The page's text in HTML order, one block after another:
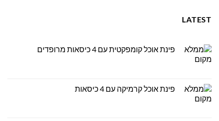
LATEST
פינת אוכל קומפקטית עם 4 כיסאות מרופדים
פינת אוכל קרמיקה עם 4 כיסאות